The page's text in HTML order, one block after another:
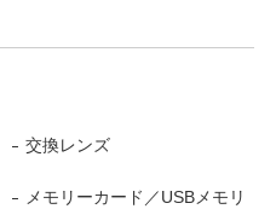
交換レンズ
メモリーカード／USBメモリ